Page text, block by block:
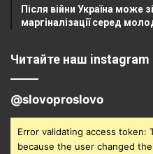
Після війни Україна може
маргіналізації серед
Читайте наш instagram
@slovoproslovo
Error validating access token:
because the user changed